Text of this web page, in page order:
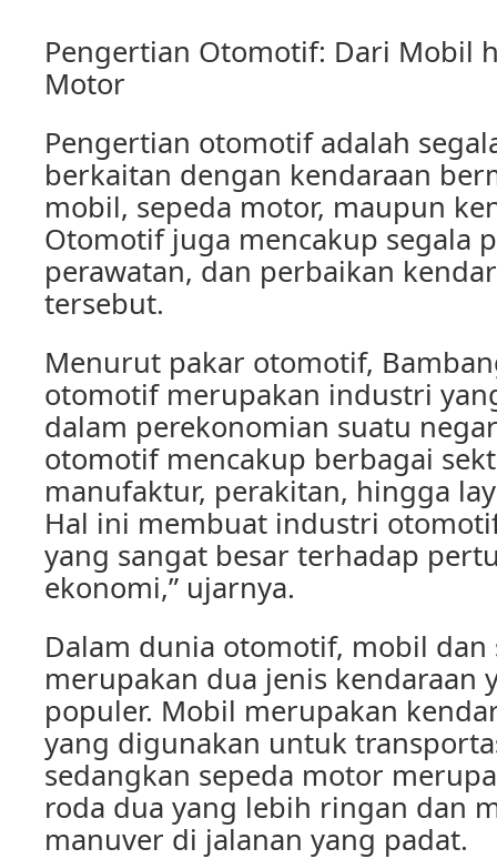
Pengertian Otomotif: Dari Mobil
Motor
Pengertian otomotif adalah
berkaitan dengan kendaraan
mobil, sepeda motor, maupun
Otomotif juga mencakup segala
perawatan, dan perbaikan
tersebut.
Menurut pakar otomotif,
otomotif merupakan industri
dalam perekonomian suatu
otomotif mencakup berbagai
manufaktur, perakitan, hingga
Hal ini membuat industri
yang sangat besar terhadap
ekonomi,” ujarnya.
Dalam dunia otomotif, mobil dan
merupakan dua jenis kendaraan
populer. Mobil merupakan
yang digunakan untuk
sedangkan sepeda motor
roda dua yang lebih ringan dan
manuver di jalanan yang padat.